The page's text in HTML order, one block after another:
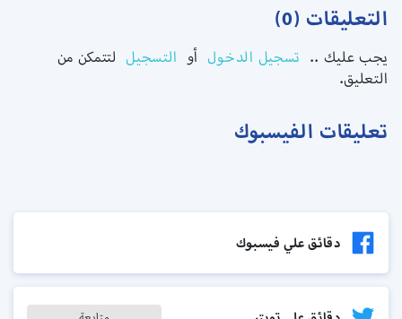
التعليقات (0)
يجب عليك .. تسجيل الدخول أو التسجيل لتتمكن من
التعليق.
تعليقات الفيسبوك
دقائق علي فيسبوك